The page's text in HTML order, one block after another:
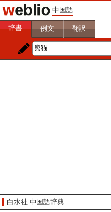
中国語
辞書 例文 翻訳
白水社 中国語辞典